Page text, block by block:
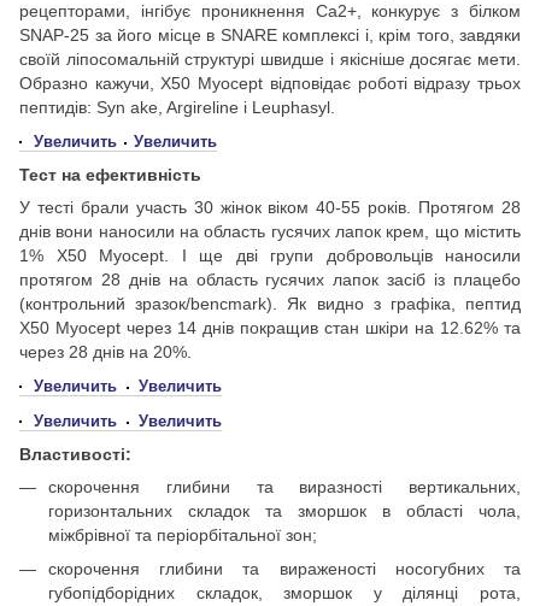
рецепторами, інгібує проникнення Са2+, конкурує з білком
SNAP-25 за його місце в SNARE комплексі і, крім того, завдяки
своїй ліпосомальній структурі швидше і якісніше досягає мети.
Образно кажучи, X50 Myocept відповідає роботі відразу трьох
пептидів: Syn ake, Argireline і Leuphasyl.
Увеличить Увеличить
Тест на ефективність
У тесті брали участь 30 жінок віком 40-55 років. Протягом 28
днів вони наносили на область гусячих лапок крем, що містить
1% X50 Myocept. І ще дві групи добровольців наносили
протягом 28 днів на область гусячих лапок засіб із плацебо
(контрольний зразок/bencmark). Як видно з графіка, пептид
X50 Myocept через 14 днів покращив стан шкіри на 12.62% та
через 28 днів на 20%.
Увеличить
Увеличить
Увеличить
Увеличить
Властивості:
скорочення глибини та виразності вертикальних,
горизонтальних складок та зморшок в області чола,
міжбрівної та періорбітальної зон;
скорочення глибини та вираженості носогубних та
губопідборідних складок, зморшок у ділянці рота,